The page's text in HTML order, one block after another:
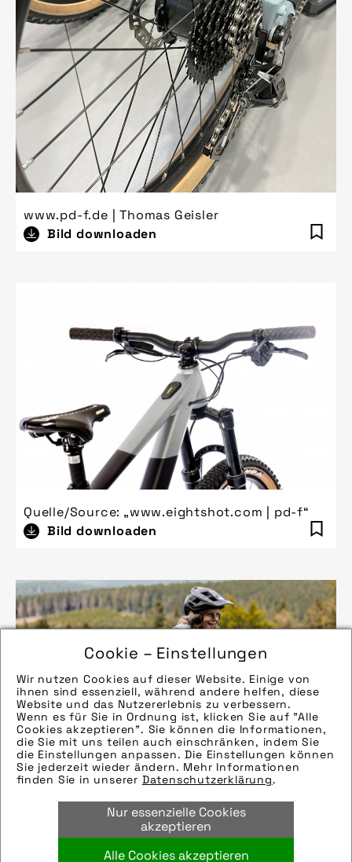
Cookie – Einstellungen
Wir nutzen Cookies auf dieser Website. Einige von
ihnen sind essenziell, während andere helfen, diese
Website und das Nutzererlebnis zu verbessern.
Wenn es für Sie in Ordnung ist, klicken Sie auf "Alle
Cookies akzeptieren". Sie können die Informationen,
die Sie mit uns teilen auch einschränken, indem Sie
die Einstellungen anpassen. Die Einstellungen können
Sie jederzeit wieder ändern. Mehr Informationen
finden Sie in unserer Datenschutzerklärung.
Nur essenzielle Cookies
akzeptieren
Alle Cookies akzeptieren
www.pd-f.de | Thomas Geisler
Bild downloaden
Quelle/Source: „www.eightshot.com | pd-f“
Bild downloaden
Quelle/Source: „www.puky.de | pd-f“
Bild downloaden